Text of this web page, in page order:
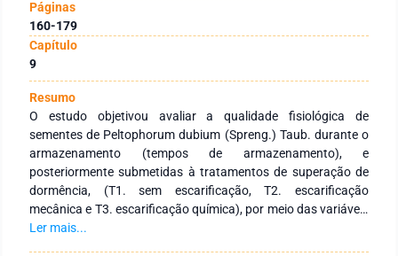
Páginas
160-179
Capítulo
9
Resumo
O estudo objetivou avaliar a qualidade fisiológica de
sementes de Peltophorum dubium (Spreng.) Taub. durante o
armazenamento (tempos de armazenamento), e
posteriormente submetidas à tratamentos de superação de
dormência, (T1. sem escarificação, T2. escarificação
mecânica e T3. escarificação química), por meio das variáveis
condutividade elétrica, porcentagem, índice de velocidade,
Ler mais...